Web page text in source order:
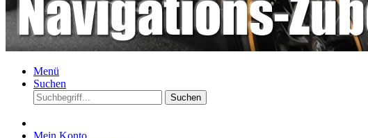
Menü
Suchen
Suchen
Mein Konto